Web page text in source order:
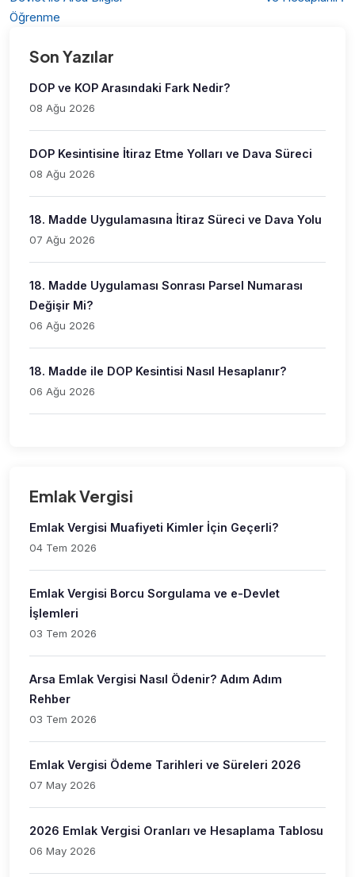
Öğrenme
Son Yazılar
DOP ve KOP Arasındaki Fark Nedir?
08 Ağu 2026
DOP Kesintisine İtiraz Etme Yolları ve Dava Süreci
08 Ağu 2026
18. Madde Uygulamasına İtiraz Süreci ve Dava Yolu
07 Ağu 2026
18. Madde Uygulaması Sonrası Parsel Numarası
Değişir Mi?
06 Ağu 2026
18. Madde ile DOP Kesintisi Nasıl Hesaplanır?
06 Ağu 2026
Emlak Vergisi
Emlak Vergisi Muafiyeti Kimler İçin Geçerli?
04 Tem 2026
Emlak Vergisi Borcu Sorgulama ve e-Devlet
İşlemleri
03 Tem 2026
Arsa Emlak Vergisi Nasıl Ödenir? Adım Adım
Rehber
03 Tem 2026
Emlak Vergisi Ödeme Tarihleri ve Süreleri 2026
07 May 2026
2026 Emlak Vergisi Oranları ve Hesaplama Tablosu
06 May 2026